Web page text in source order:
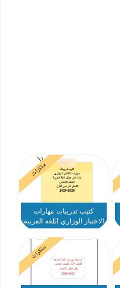
مذكرات
كتيب تدريبات مهارات
الاختبار الوزاري اللغة العربية
مذكرات